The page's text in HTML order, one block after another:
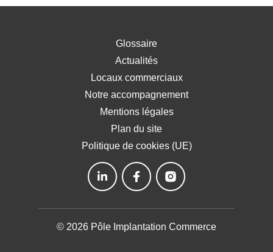
Glossaire
Actualités
Locaux commerciaux
Notre accompagnement
Mentions légales
Plan du site
Politique de cookies (UE)
© 2026 Pôle Implantation Commerce